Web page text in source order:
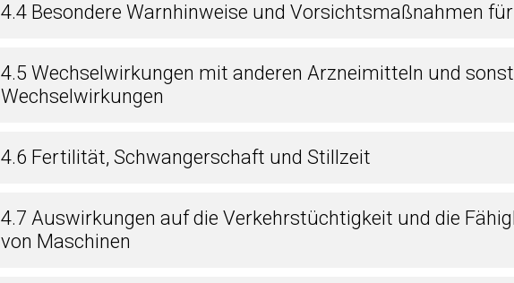
4.4 Besondere Warnhinweise und Vorsichtsmaßnahmen
4.5 Wechselwirkungen mit anderen Arzneimitteln und
Wechselwirkungen
4.6 Fertilität, Schwangerschaft und Stillzeit
4.7 Auswirkungen auf die Verkehrstüchtigkeit und die
von Maschinen